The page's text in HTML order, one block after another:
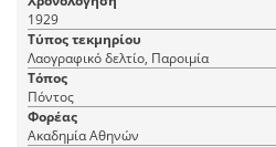
1929
Τύπος τεκμηρίου
Λαογραφικό δελτίο, Παροιμία
Τόπος
Πόντος
Φορέας
Ακαδημία Αθηνών